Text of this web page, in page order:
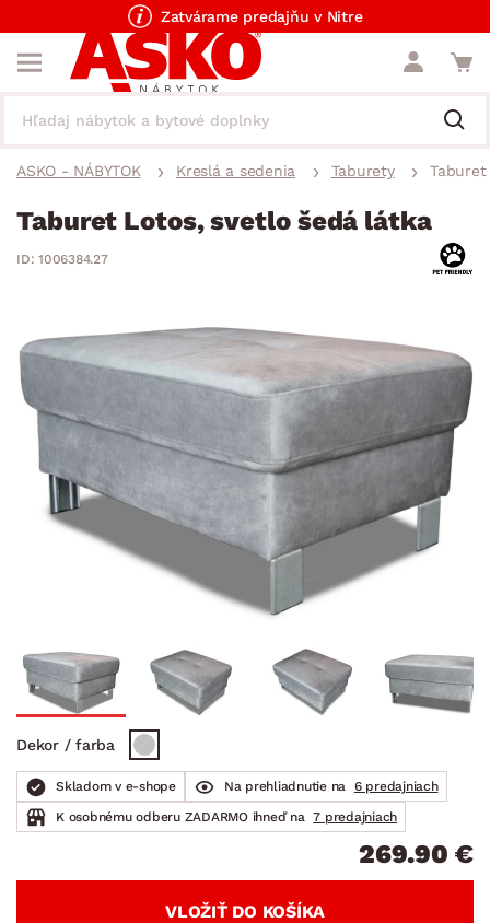
Zatvárame predajňu v Nitre
ASKO - NÁBYTOK Kreslá a sedenia Taburety
Taburet Lotos, svetlo šedá látka
ID: 1006384.27
Dekor / farba
Skladom v e-shope Na prehliadnutie na
6 predajniach
K osobnému odberu ZADARMO ihneď na 7 predajniach
269.90 €
VLOŽIŤ DO KOŠÍKA